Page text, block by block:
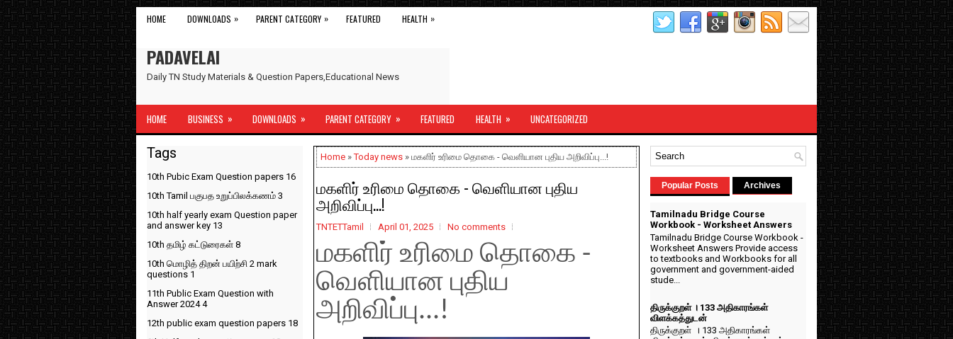
HOME DOWNLOADS » PARENT CATEGORY » FEATURED HEALTH »
PADAVELAI
Daily TN Study Materials & Question Papers,Educational News
HOME BUSINESS » DOWNLOADS » PARENT CATEGORY » FEATURED HEALTH » UNCATEGORIZED
Home »Today news » மகளிர் உரிமை தொகை - வெளியான புதிய அறிவிப்பு...!
மகளிர் உரிமை தொகை - வெளியான புதிய
அறிவிப்பு...!
TNTETTamil April 01, 2025 No comments
மகளிர் உரிமை தொகை -
வெளியான புதிய
அறிவிப்பு...!
Tags
10th Pubic Exam Question papers 16
10th Tamil பகுபத உறுப்பிலக்கணம் 3
10th half yearly exam Question paper
and answer key 13
10th தமிழ் கட்டுரைகள் 8
10th மொழித் திறன் பயிற்சி 2 mark
questions 1
11th Public Exam Question with
Answer 20244
12th public exam question papers 18
Popular Posts Archives
Tamilnadu Bridge Course
Workbook - Worksheet Answers
Tamilnadu Bridge Course Workbook -
Worksheet Answers Provide access
to textbooks and Workbooks for all
government and government-aided
stude...
திருக்குறள் । 133 அதிகாரங்கள்
விளக்கத்துடன்
திருக்குறள் । 133 அதிகாரங்கள்